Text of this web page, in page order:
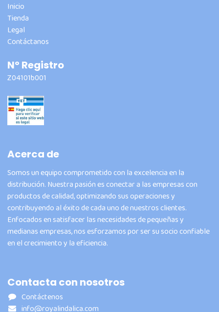
Inicio
Tienda
Legal
Contáctanos
Nº Registro
Z04101b001
Acerca de
Somos un equipo comprometido con la excelencia en la
distribución. Nuestra pasión es conectar a las empresas con
productos de calidad, optimizando sus operaciones y
contribuyendo al éxito de cada uno de nuestros clientes.
Enfocados en satisfacer las necesidades de pequeñas y
medianas empresas, nos esforzamos por ser su socio confiable
en el crecimiento y la eficiencia.
Contacta con nosotros
Contáctenos
info@royalindalica.com